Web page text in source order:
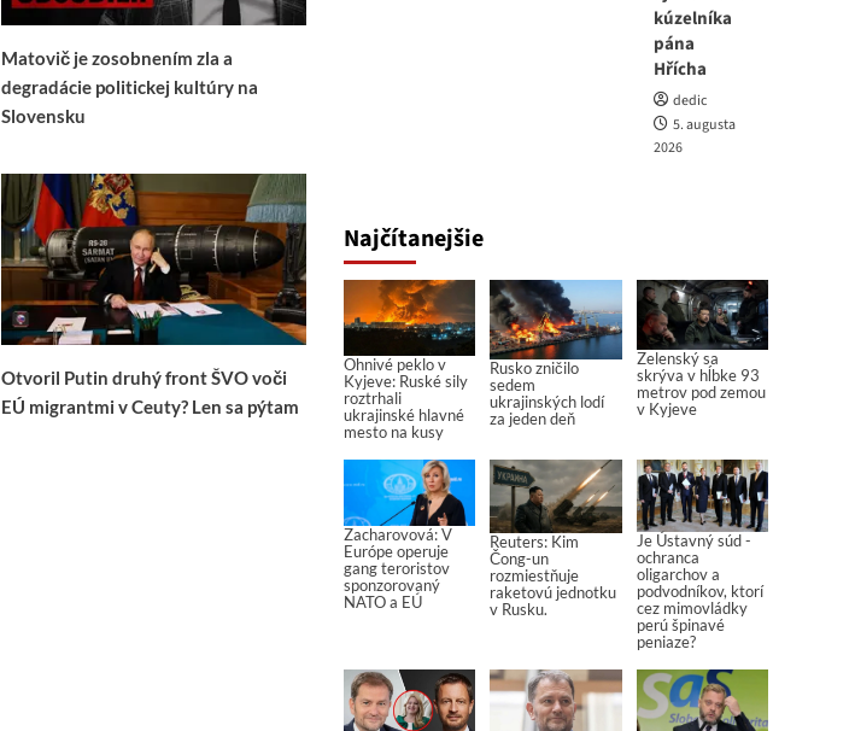
Matovič je zosobnením zla a
degradácie politickej kultúry na
Slovensku
Otvoril Putin druhý front ŠVO voči
EÚ migrantmi v Ceuty? Len sa pýtam
kúzelníka
pána
Hřícha
dedic
5. augusta
2026
Najčítanejšie
Ohnivé peklo v
Kyjeve: Ruské sily
roztrhali
ukrajinské hlavné
mesto na kusy
Rusko zničilo
sedem
ukrajinských lodí
za jeden deň
Zelenský sa
skrýva v hĺbke 93
metrov pod zemou
v Kyjeve
Zacharovová: V
Európe operuje
gang teroristov
sponzorovaný
NATO a EÚ
Reuters: Kim
Čong-un
rozmiestňuje
raketovú jednotku
v Rusku.
Je Ústavný súd -
ochranca
oligarchov a
podvodníkov, ktorí
cez mimovládky
perú špinavé
peniaze?